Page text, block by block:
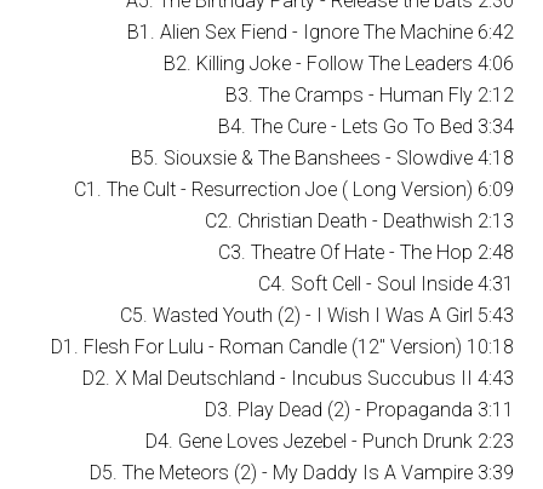
B1. Alien Sex Fiend - Ignore The Machine 6:42
B2. Killing Joke - Follow The Leaders 4:06
B3. The Cramps - Human Fly 2:12
B4. The Cure - Lets Go To Bed 3:34
B5. Siouxsie & The Banshees - Slowdive 4:18
C1. The Cult - Resurrection Joe ( Long Version) 6:09
C2. Christian Death - Deathwish 2:13
C3. Theatre Of Hate - The Hop 2:48
C4. Soft Cell - Soul Inside 4:31
C5. Wasted Youth (2) - I Wish I Was A Girl 5:43
D1. Flesh For Lulu - Roman Candle (12" Version) 10:18
D2. X Mal Deutschland - Incubus Succubus II 4:43
D3. Play Dead (2) - Propaganda 3:11
D4. Gene Loves Jezebel - Punch Drunk 2:23
D5. The Meteors (2) - My Daddy Is A Vampire 3:39